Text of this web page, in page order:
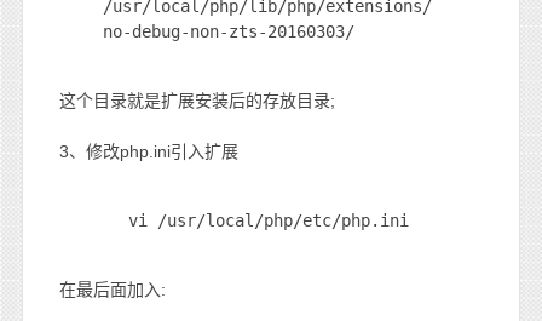
/usr/local/php/lib/php/extensions/
no-debug-non-zts-20160303/
这个目录就是扩展安装后的存放目录;
3、修改php.ini引入扩展
vi /usr/local/php/etc/php.ini
在最后面加入: